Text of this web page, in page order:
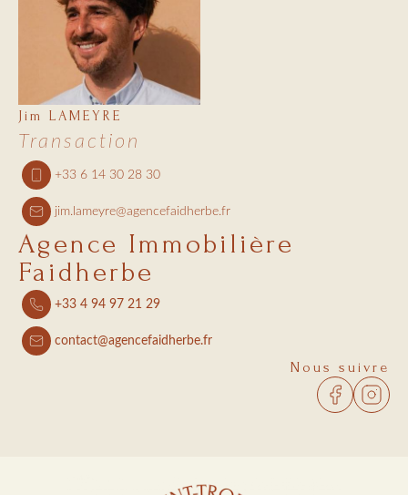
Jim LAMEYRE
Transaction
+33 6 14 30 28 30
jim.lameyre@agencefaidherbe.fr
Agence Immobilière
Faidherbe
+33 4 94 97 21 29
contact@agencefaidherbe.fr
Nous suivre